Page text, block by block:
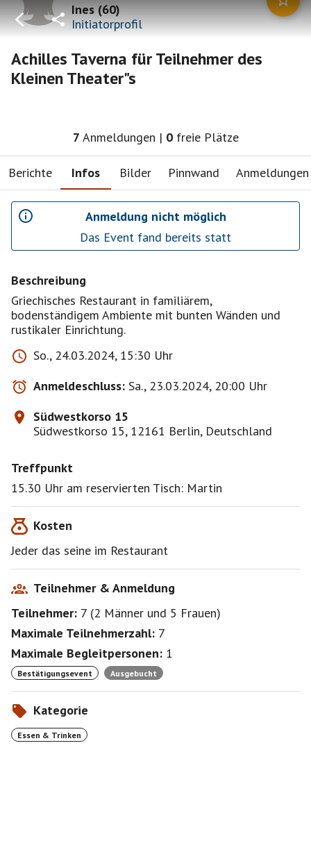
Ines(60)
Initiatorprofil
Achilles Taverna für Teilnehmer des
Kleinen Theater"s
7 Anmeldungen | 0 freie Plätze
Berichte Infos Bilder Pinnwand Anmeldungen
Anmeldung nicht möglich
Das Event fand bereits statt
Beschreibung
Griechisches Restaurant in familiärem,
bodenständigem Ambiente mit bunten Wänden und
rustikaler Einrichtung.
So., 24.03.2024, 15:30 Uhr
Anmeldeschluss: Sa., 23.03.2024, 20:00 Uhr
Südwestkorso 15
Südwestkorso 15, 12161 Berlin, Deutschland
Treffpunkt
15.30 Uhr am reservierten Tisch: Martin
Kosten
Jeder das seine im Restaurant
Teilnehmer & Anmeldung
Teilnehmer: 7 (2 Männer und 5 Frauen)
Maximale Teilnehmerzahl: 7
Maximale Begleitpersonen: 1
Bestätigungsevent Ausgebucht
Kategorie
Essen & Trinken